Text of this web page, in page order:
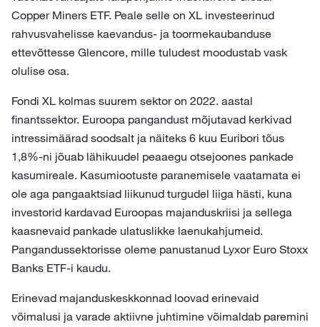
Copper Miners ETF. Peale selle on XL investeerinud
rahvusvahelisse kaevandus- ja toormekaubanduse
ettevõttesse Glencore, mille tuludest moodustab vask
olulise osa.
Fondi XL kolmas suurem sektor on 2022. aastal
finantssektor. Euroopa pangandust mõjutavad kerkivad
intressimäärad soodsalt ja näiteks 6 kuu Euribori tõus
1,8%-ni jõuab lähikuudel peaaegu otsejoones pankade
kasumireale. Kasumiootuste paranemisele vaatamata ei
ole aga pangaaktsiad liikunud turgudel liiga hästi, kuna
investorid kardavad Euroopas majanduskriisi ja sellega
kaasnevaid pankade ulatuslikke laenukahjumeid.
Pangandussektorisse oleme panustanud Lyxor Euro Stoxx
Banks ETF-i kaudu.
Erinevad majanduskeskkonnad loovad erinevaid
võimalusi ja varade aktiivne juhtimine võimaldab paremini